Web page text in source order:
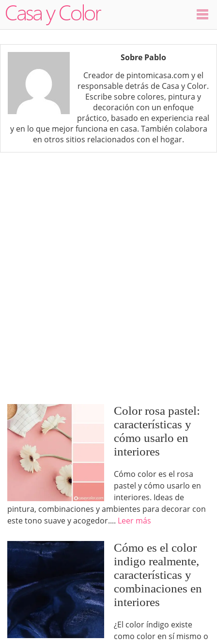
Colores
Ambientes
Dormitorios
Salas
Sobre Pablo
Creador de pintomicasa.com y el
responsable detrás de Casa y Color.
Escribe sobre colores, pintura y
decoración con un enfoque
práctico, basado en experiencia real
y en lo que mejor funciona en casa. También colabora
en otros sitios relacionados con el hogar.
Color rosa pastel:
características y
cómo usarlo en
interiores
Cómo color es el rosa
pastel y cómo usarlo en
interiores. Ideas de
pintura, combinaciones y ambientes para decorar con
este tono suave y acogedor.... Leer más
Cómo es el color
indigo realmente,
características y
combinaciones en
interiores
¿El color índigo existe
como color en sí mismo o